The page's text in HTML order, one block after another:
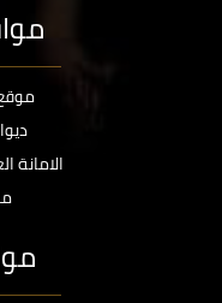
الامانة